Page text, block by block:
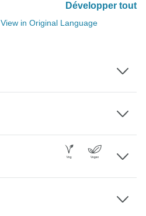
Développer tout
View in Original Language